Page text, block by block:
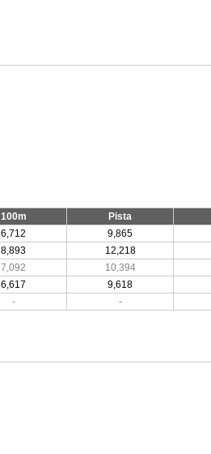
100m Pista
6,712 9,865
8,893 12,218
7,092 10,394
6,617 9,618
- -